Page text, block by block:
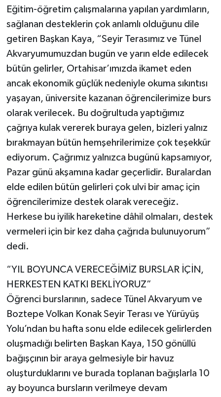
Eğitim-öğretim çalışmalarına yapılan yardımların,
sağlanan desteklerin çok anlamlı olduğunu dile
getiren Başkan Kaya, “Seyir Terasımız ve Tünel
Akvaryumumuzdan bugün ve yarın elde edilecek
bütün gelirler, Ortahisar’ımızda ikamet eden
ancak ekonomik güçlük nedeniyle okuma sıkıntısı
yaşayan, üniversite kazanan öğrencilerimize burs
olarak verilecek. Bu doğrultuda yaptığımız
çağrıya kulak vererek buraya gelen, bizleri yalnız
bırakmayan bütün hemşehrilerimize çok teşekkür
ediyorum. Çağrımız yalnızca bugünü kapsamıyor,
Pazar günü akşamına kadar geçerlidir. Buralardan
elde edilen bütün gelirleri çok ulvi bir amaç için
öğrencilerimize destek olarak vereceğiz.
Herkese bu iyilik hareketine dâhil olmaları, destek
vermeleri için bir kez daha çağrıda bulunuyorum”
dedi.
“YIL BOYUNCA VERECEĞİMİZ BURSLAR İÇİN,
HERKESTEN KATKI BEKLİYORUZ”
Öğrenci burslarının, sadece Tünel Akvaryum ve
Boztepe Volkan Konak Seyir Terası ve Yürüyüş
Yolu’ndan bu hafta sonu elde edilecek gelirlerden
oluşmadığı belirten Başkan Kaya, 150 gönüllü
bağışçının bir araya gelmesiyle bir havuz
oluşturduklarını ve burada toplanan bağışlarla 10
ay boyunca bursların verilmeye devam